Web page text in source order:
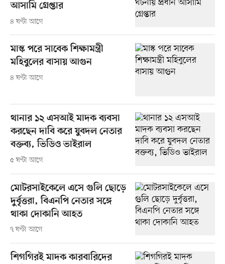
আসামি গ্রেপ্তার
৪ ঘণ্টা আগে
মাস্ক পরে সাবেক শিক্ষামন্ত্রী
মহিবুলের বাসায় আগুন
৪ ঘণ্টা আগে
থানার ১২ এসআই মাদক ব্যবসা
করছেন দাবি করে যুবদল নেতার
বক্তব্য, ভিডিও ভাইরাল
৫ ঘণ্টা আগে
মোটরসাইকেলে এসে গুলি ছোড়ে
দুর্বৃত্তরা, বিএনপি নেতার সঙ্গে
থাকা দোকানি আহত
৭ ঘণ্টা আগে
শিগগিরই মাদক কারবারিদের